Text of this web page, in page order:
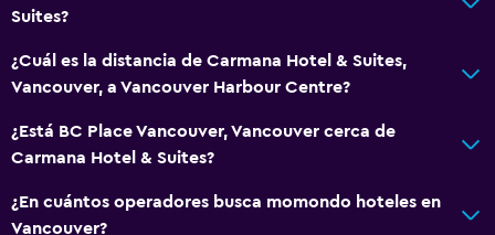
Suites?
¿Cuál es la distancia de Carmana Hotel & Suites,
Vancouver, a Vancouver Harbour Centre?
¿Está BC Place Vancouver, Vancouver cerca de
Carmana Hotel & Suites?
¿En cuántos operadores busca momondo hoteles en
Vancouver?